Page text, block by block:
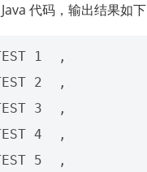
代码，输出结果如下
1  ,
2  ,
3  ,
4  ,